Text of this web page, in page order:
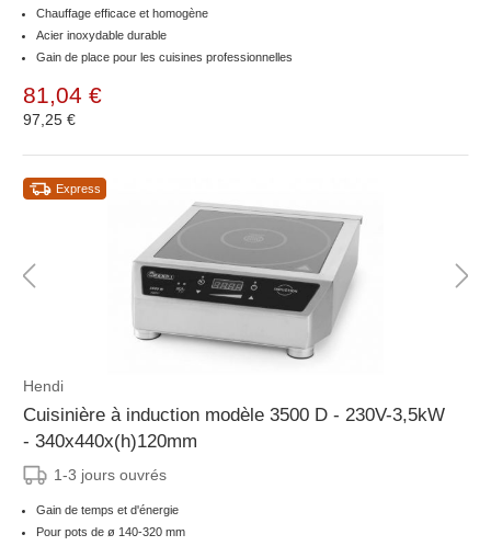
Chauffage efficace et homogène
Acier inoxydable durable
Gain de place pour les cuisines professionnelles
81,04 €
97,25 €
Express
Hendi
Cuisinière à induction modèle 3500 D - 230V-3,5kW
- 340x440x(h)120mm
1-3 jours ouvrés
Gain de temps et d'énergie
Pour pots de ø 140-320 mm